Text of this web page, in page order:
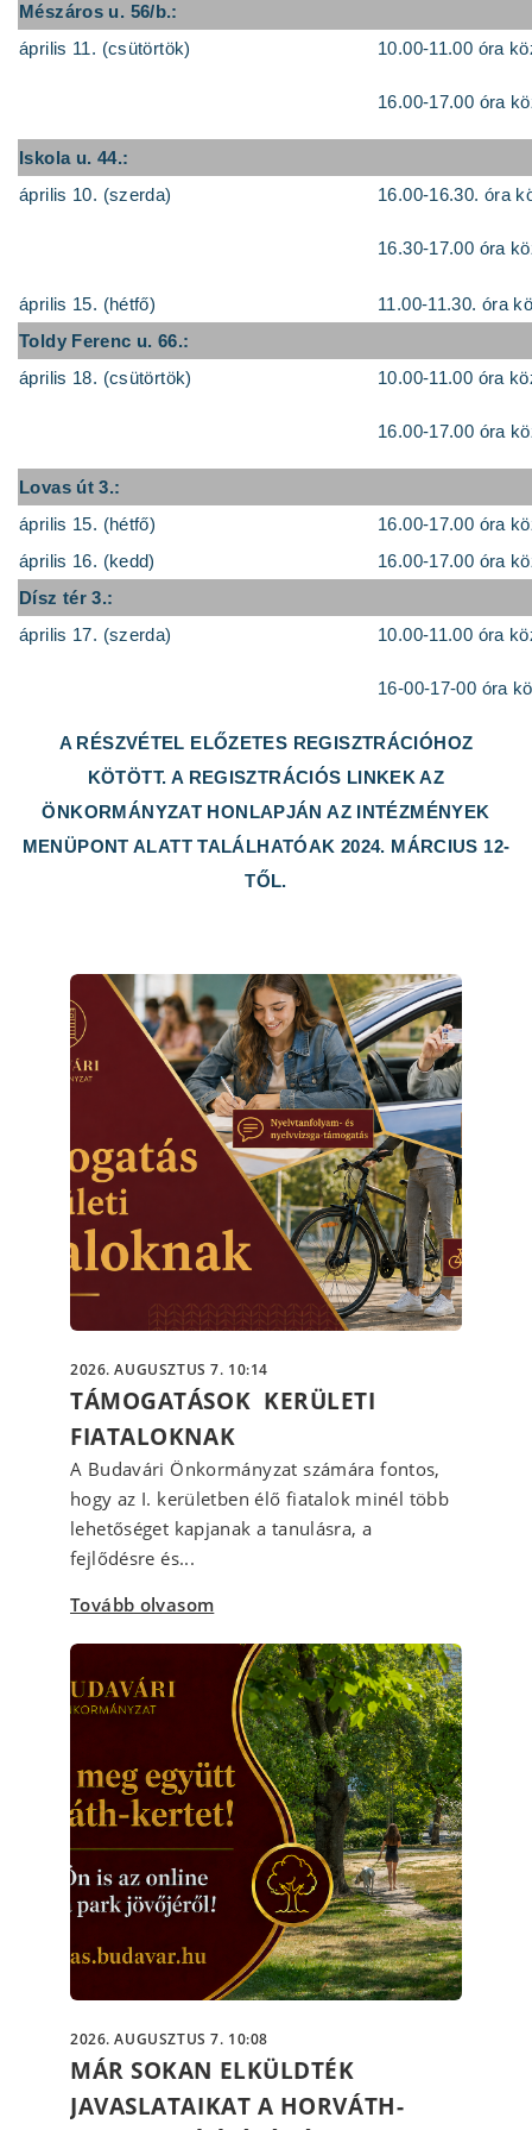
Mészáros u. 56/b.:
április 11. (csütörtök)
10.00-11.00 óra
16.00-17.00 óra
Iskola u. 44.:
április 10. (szerda)
16.00-16.30. óra
16.30-17.00 óra
április 15. (hétfő)
11.00-11.30. óra
Toldy Ferenc u. 66.:
április 18. (csütörtök)
10.00-11.00 óra
16.00-17.00 óra
Lovas út 3.:
április 15. (hétfő)
16.00-17.00 óra
április 16. (kedd)
16.00-17.00 óra
Dísz tér 3.:
április 17. (szerda)
10.00-11.00 óra
16-00-17-00 óra
A RÉSZVÉTEL ELŐZETES REGISZTRÁCIÓHOZ
KÖTÖTT. A REGISZTRÁCIÓS LINKEK AZ
ÖNKORMÁNYZAT HONLAPJÁN AZ INTÉZMÉNYEK
MENÜPONT ALATT TALÁLHATÓAK 2024. MÁRCIUS 12-
TŐL.
2026. AUGUSZTUS 7. 10:14
TÁMOGATÁSOK KERÜLETI
FIATALOKNAK
A Budavári Önkormányzat számára fontos,
hogy az I. kerületben élő fiatalok minél több
lehetőséget kapjanak a tanulásra, a
fejlődésre és...
Tovább olvasom
2026. AUGUSZTUS 7. 10:08
MÁR SOKAN ELKÜLDTÉK
JAVASLATAIKAT A HORVÁTH-